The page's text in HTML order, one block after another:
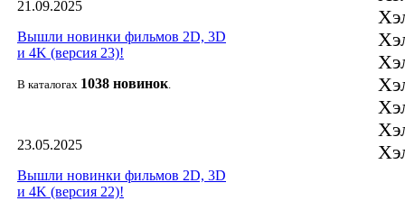
21.09.2025
Вышли новинки фильмов 2D, 3D
и 4K (версия 23)!
В каталогах 1038 новинок.
23.05.2025
Вышли новинки фильмов 2D, 3D
и 4K (версия 22)!